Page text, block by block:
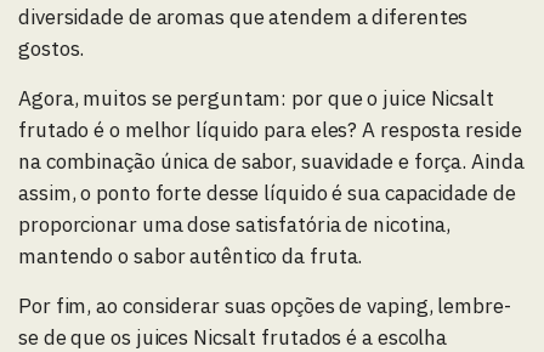
diversidade de aromas que atendem a diferentes
gostos.
Agora, muitos se perguntam: por que o juice Nicsalt
frutado é o melhor líquido para eles? A resposta reside
na combinação única de sabor, suavidade e força. Ainda
assim, o ponto forte desse líquido é sua capacidade de
proporcionar uma dose satisfatória de nicotina,
mantendo o sabor autêntico da fruta.
Por fim, ao considerar suas opções de vaping, lembre-
se de que os juices Nicsalt frutados é a escolha